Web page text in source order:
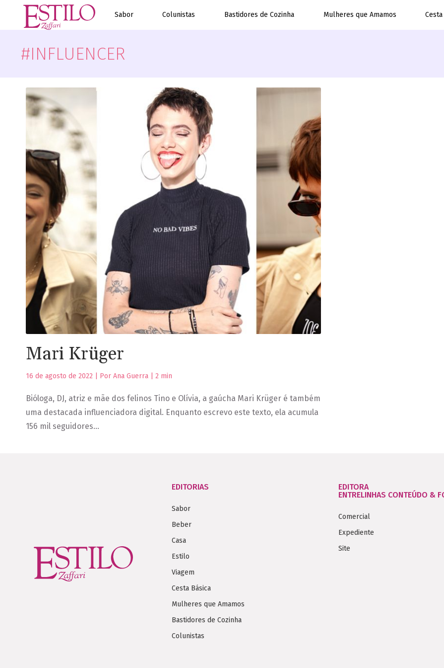
Sabor Colunistas Bastidores de Cozinha Mulheres que Amamos
#INFLUENCER
Mari Krüger
16 de agosto de 2022 | Por Ana Guerra | 2 min
Bióloga, DJ, atriz e mãe dos felinos Tino e Olívia, a gaúcha Mari Krüger é também
uma destacada influenciadora digital. Enquanto escrevo este texto, ela acumula
156 mil seguidores…
EDITORIAS
Sabor
Beber
Casa
Estilo
Viagem
Cesta Básica
Mulheres que Amamos
Bastidores de Cozinha
Colunistas
EDITORA
ENTRELINHAS CONTEÚDO &
Comercial
Expediente
Site